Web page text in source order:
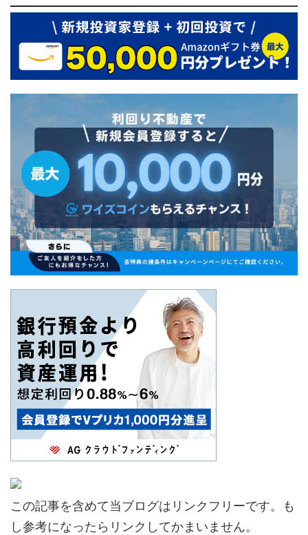
この記事を含めて当ブログはリンクフリーです。も
し参考になったらリンクしてかまいません。